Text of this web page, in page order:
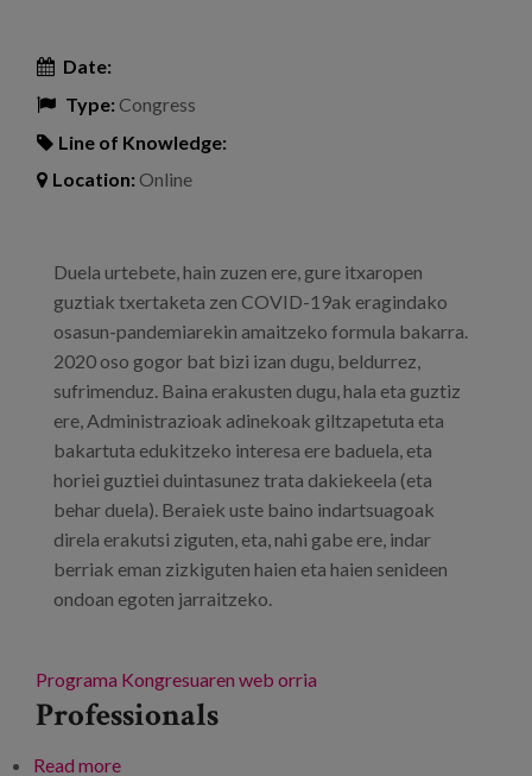
Date:
Type:Congress
Line of Knowledge:
Location:Online
Duela urtebete, hain zuzen ere, gure itxaropen
guztiak txertaketa zen COVID-19ak eragindako
osasun-pandemiarekin amaitzeko formula bakarra.
2020 oso gogor bat bizi izan dugu, beldurrez,
sufrimenduz. Baina erakusten dugu, hala eta guztiz
ere, Administrazioak adinekoak giltzapetuta eta
bakartuta edukitzeko interesa ere baduela, eta
horiei guztiei duintasunez trata dakiekeela (eta
behar duela). Beraiek uste baino indartsuagoak
direla erakutsi ziguten, eta, nahi gabe ere, indar
berriak eman zizkiguten haien eta haien senideen
ondoan egoten jarraitzeko.
Programa Kongresuaren web orria
Professionals
Read moreabout Europako XV. Kongresua Lares-ean: